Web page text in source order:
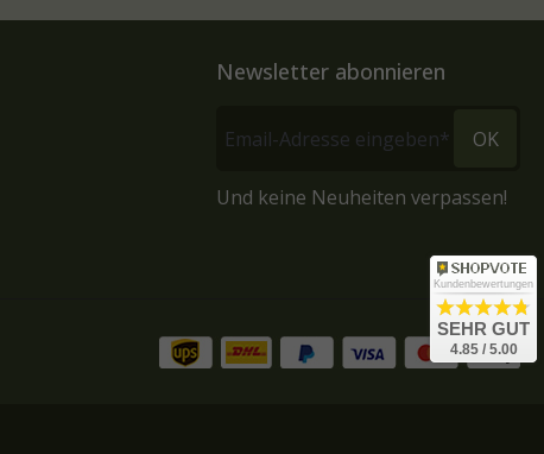
Newsletter abonnieren
OK
Und keine Neuheiten verpassen!
Kundenbewertungen
SEHR GUT
4.85 / 5.00